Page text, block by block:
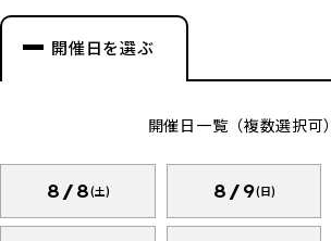
開催日を選ぶ
開催日一覧（複数選択可）
8/8(土) 8/9(日)